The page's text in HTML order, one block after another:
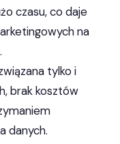
czasu, co daje
na
tylko i
brak kosztów
danych.